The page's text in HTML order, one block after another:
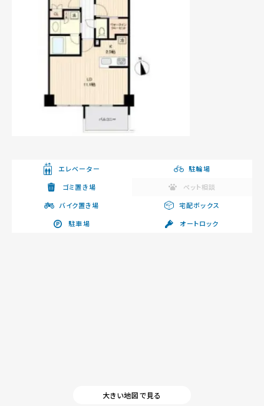
エレベーター
駐輪場
ゴミ置き場
ペット相談
バイク置き場
宅配ボックス
駐車場
オートロック
大きい地図で見る